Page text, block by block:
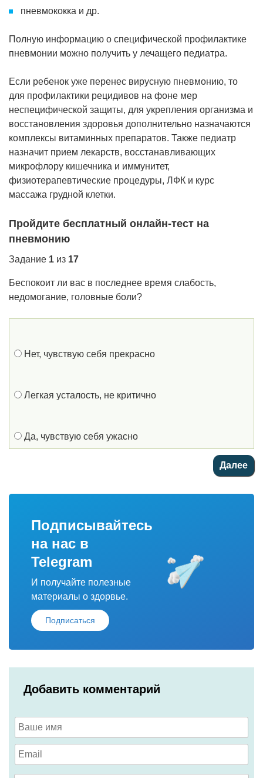
пневмококка и др.
Полную информацию о специфической профилактике
пневмонии можно получить у лечащего педиатра.
Если ребенок уже перенес вирусную пневмонию, то
для профилактики рецидивов на фоне мер
неспецифической защиты, для укрепления организма и
восстановления здоровья дополнительно назначаются
комплексы витаминных препаратов. Также педиатр
назначит прием лекарств, восстанавливающих
микрофлору кишечника и иммунитет,
физиотерапевтические процедуры, ЛФК и курс
массажа грудной клетки.
Пройдите бесплатный онлайн-тест на
пневмонию
Задание 1 из 17
Беспокоит ли вас в последнее время слабость,
недомогание, головные боли?
Нет, чувствую себя прекрасно
Легкая усталость, не критично
Да, чувствую себя ужасно
Подписывайтесь
на нас в
Telegram
И получайте полезные
материалы о здорвье.
Подписаться
Добавить комментарий